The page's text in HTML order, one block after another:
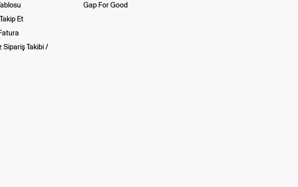
Et
Sipariş Takibi /
Gap For Good